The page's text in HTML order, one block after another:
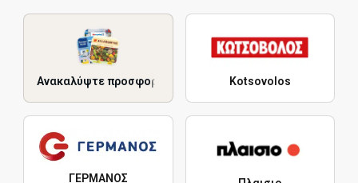
Ανακαλύψτε προσφορές Kotsovolos
ΓΕΡΜΑΝΟΣ